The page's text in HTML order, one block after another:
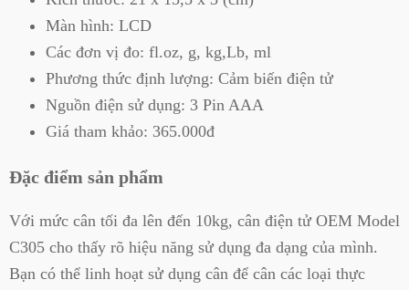
Màn hình: LCD
Các đơn vị đo: fl.oz, g, kg,Lb, ml
Phương thức định lượng: Cảm biến điện tử
Nguồn điện sử dụng: 3 Pin AAA
Giá tham khảo: 365.000đ
Đặc điểm sản phẩm
Với mức cân tối đa lên đến 10kg, cân điện tử OEM Model
C305 cho thấy rõ hiệu năng sử dụng đa dạng của mình.
Bạn có thể linh hoạt sử dụng cân để cân các loại thực